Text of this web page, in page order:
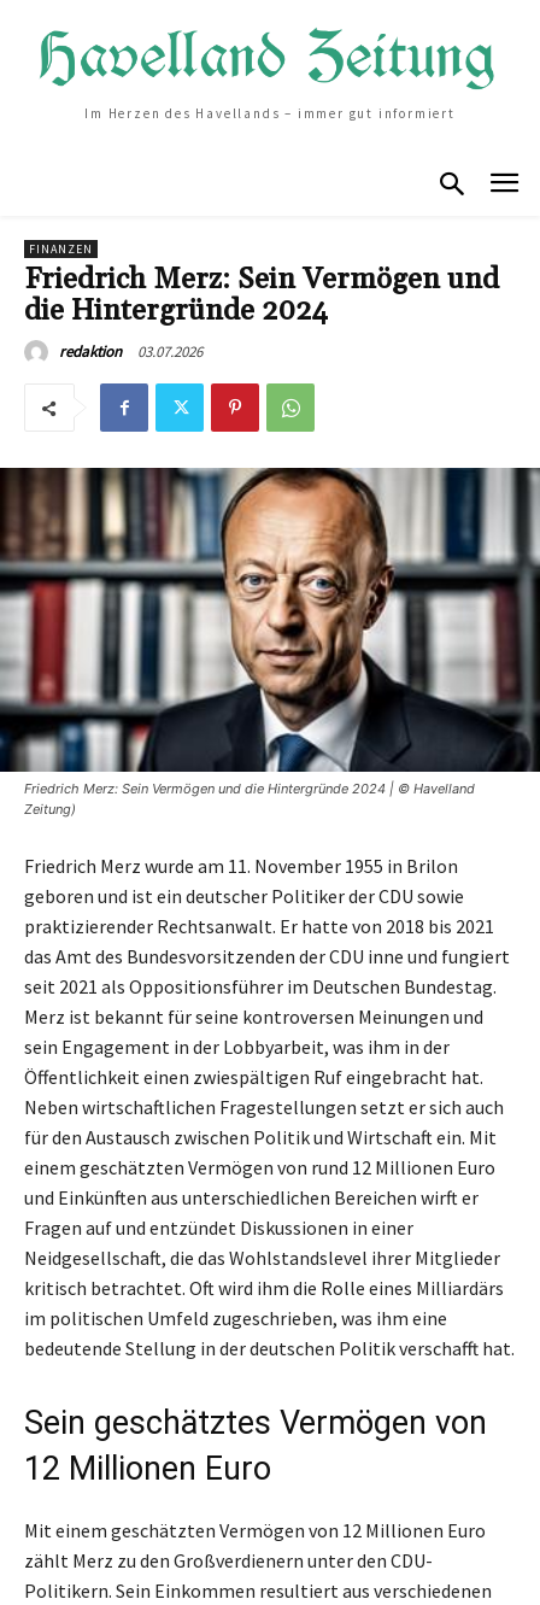
Im Herzen des Havellands – immer gut informiert
FINANZEN
Friedrich Merz: Sein Vermögen und
die Hintergründe 2024
redaktion 03.07.2026
Friedrich Merz: Sein Vermögen und die Hintergründe 2024 | © Havelland
Zeitung)
Friedrich Merz wurde am 11. November 1955 in Brilon
geboren und ist ein deutscher Politiker der CDU sowie
praktizierender Rechtsanwalt. Er hatte von 2018 bis 2021
das Amt des Bundesvorsitzenden der CDU inne und fungiert
seit 2021 als Oppositionsführer im Deutschen Bundestag.
Merz ist bekannt für seine kontroversen Meinungen und
sein Engagement in der Lobbyarbeit, was ihm in der
Öffentlichkeit einen zwiespältigen Ruf eingebracht hat.
Neben wirtschaftlichen Fragestellungen setzt er sich auch
für den Austausch zwischen Politik und Wirtschaft ein. Mit
einem geschätzten Vermögen von rund 12 Millionen Euro
und Einkünften aus unterschiedlichen Bereichen wirft er
Fragen auf und entzündet Diskussionen in einer
Neidgesellschaft, die das Wohlstandslevel ihrer Mitglieder
kritisch betrachtet. Oft wird ihm die Rolle eines Milliardärs
im politischen Umfeld zugeschrieben, was ihm eine
bedeutende Stellung in der deutschen Politik verschafft hat.
Sein geschätztes Vermögen von
12 Millionen Euro
Mit einem geschätzten Vermögen von 12 Millionen Euro
zählt Merz zu den Großverdienern unter den CDU-
Politikern. Sein Einkommen resultiert aus verschiedenen